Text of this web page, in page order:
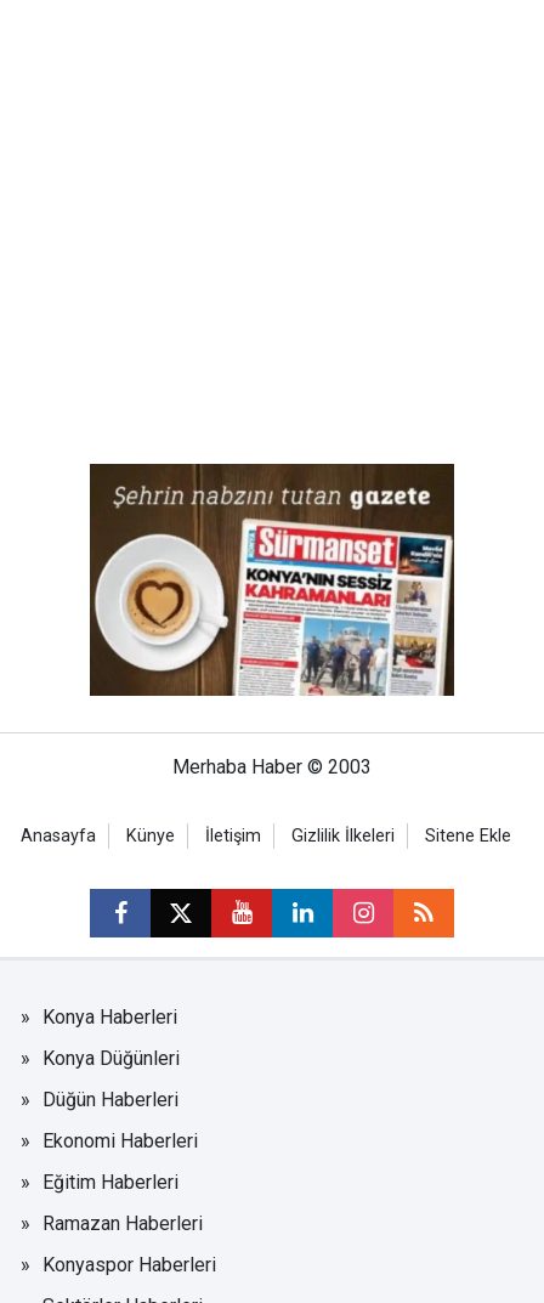
Merhaba Haber © 2003
Anasayfa Künye İletişim Gizlilik İlkeleri Sitene Ekle
Konya Haberleri
Konya Düğünleri
Düğün Haberleri
Ekonomi Haberleri
Eğitim Haberleri
Ramazan Haberleri
Konyaspor Haberleri